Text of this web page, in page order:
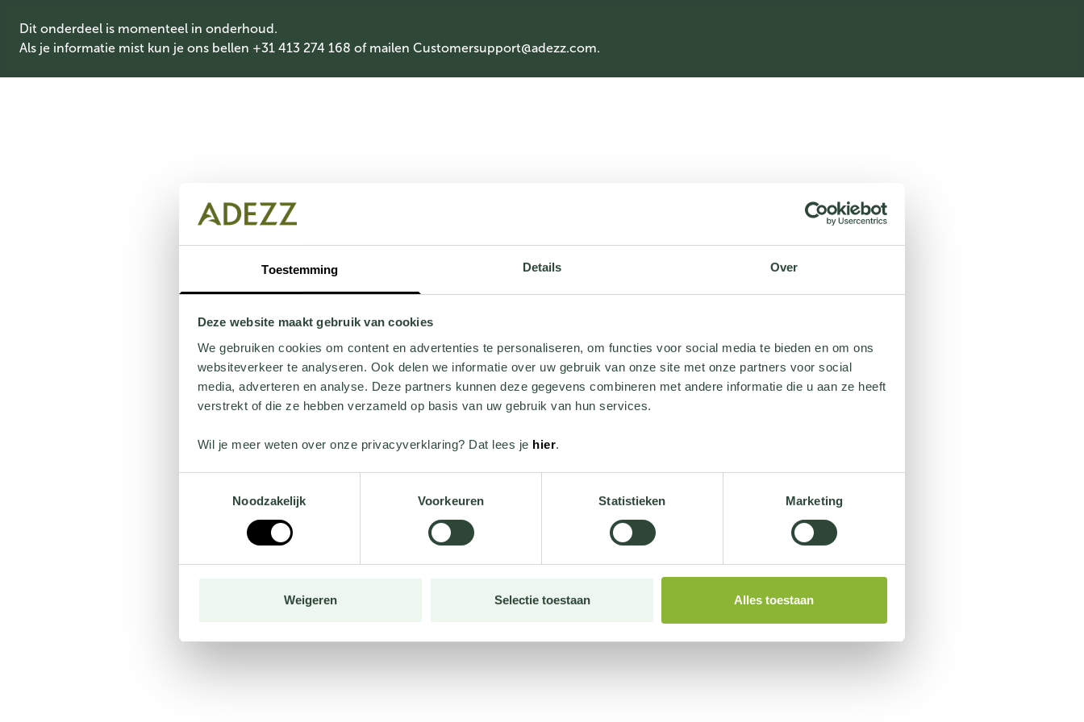
Toestemming Details Over
Deze website maakt gebruik van cookies
We gebruiken cookies om content en advertenties te personaliseren, om functies voor social media te bieden en om ons
websiteverkeer te analyseren. Ook delen we informatie over uw gebruik van onze site met onze partners voor social
media, adverteren en analyse. Deze partners kunnen deze gegevens combineren met andere informatie die u aan ze heeft
verstrekt of die ze hebben verzameld op basis van uw gebruik van hun services.
Wil je meer weten over onze privacyverklaring? Dat lees je hier.
Noodzakelijk
Voorkeuren Statistieken Marketing
Weigeren Selectie toestaan Alles toestaan
Dit onderdeel is momenteel in onderhoud.
Als je informatie mist kun je ons bellen +31 413 274 168 of mailen Customersupport@adezz.com.